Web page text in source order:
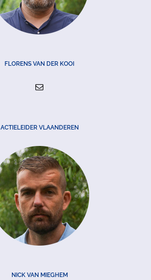
FLORENS VAN DER KOOI
ACTIELEIDER VLAANDEREN
NICK VAN MIEGHEM